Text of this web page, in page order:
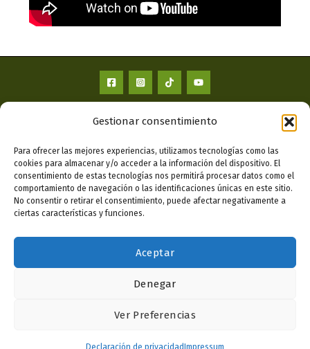
Gestionar consentimiento
Para ofrecer las mejores experiencias, utilizamos tecnologías como las
cookies para almacenar y/o acceder a la información del dispositivo. El
consentimiento de estas tecnologías nos permitirá procesar datos como el
comportamiento de navegación o las identificaciones únicas en este sitio.
No consentir o retirar el consentimiento, puede afectar negativamente a
ciertas características y funciones.
Aceptar
Denegar
Ver Preferencias
Declaración de privacidad Impressum
© 2026 Repuebla Granada.
Repuebla Granada
NUEVA VIVIENDA Y COOPERATIVAS
DESBLOQUEO TÉCNICO, JURÍDICO Y CATASTRAL
REHABILITACIÓN DE VIVIENDAS
Formulario de Rehabilitación
Formulario Promotores